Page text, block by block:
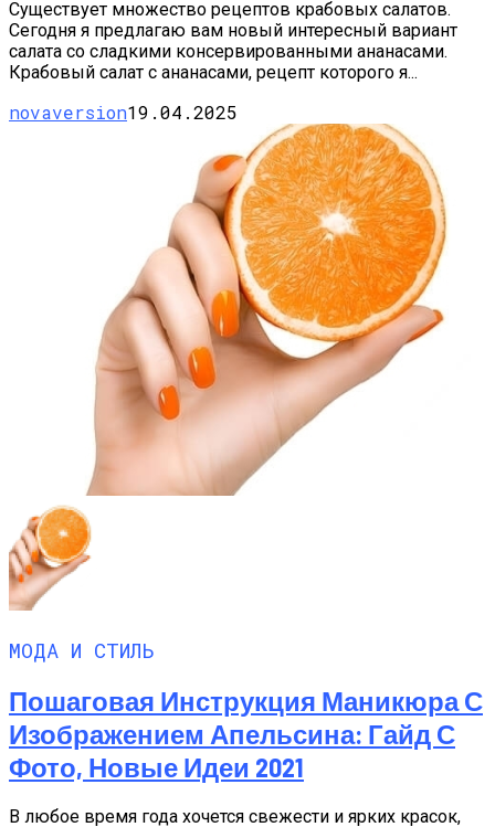
Существует множество рецептов крабовых салатов.
Сегодня я предлагаю вам новый интересный вариант
салата со сладкими консервированными ананасами.
Крабовый салат с ананасами, рецепт которого я...
novaversion19.04.2025
МОДА И СТИЛЬ
Пошаговая Инструкция Маникюра С
Изображением Апельсина: Гайд С
Фото, Новые Идеи 2021
В любое время года хочется свежести и ярких красок,